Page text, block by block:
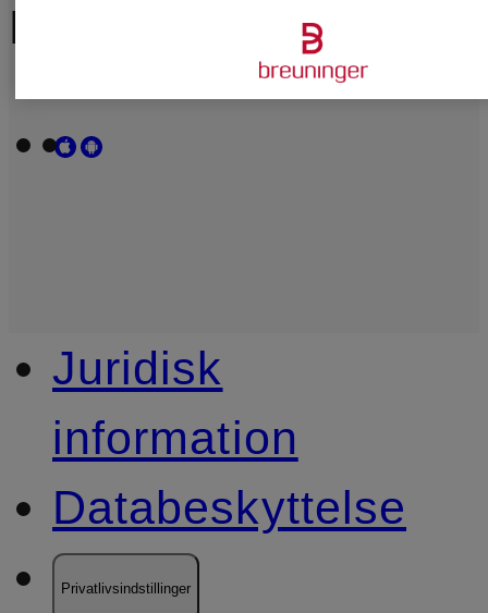
BREUNINGER-
Juridisk
information
Databeskyttelse
Privatlivsindstillinger